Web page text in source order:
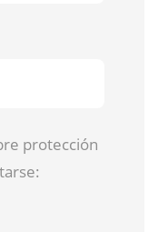
protección